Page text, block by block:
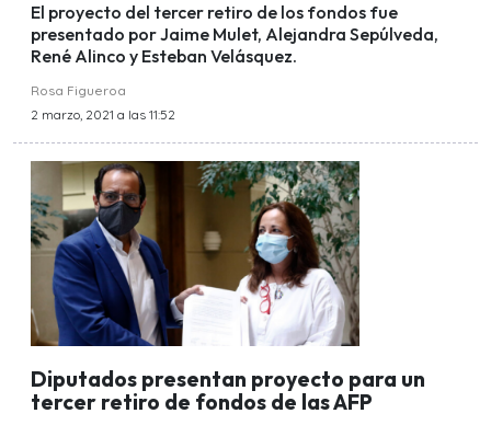
El proyecto del tercer retiro de los fondos fue
presentado por Jaime Mulet, Alejandra Sepúlveda,
René Alinco y Esteban Velásquez.
Rosa Figueroa
2 marzo, 2021 a las 11:52
Diputados presentan proyecto para un
tercer retiro de fondos de las AFP